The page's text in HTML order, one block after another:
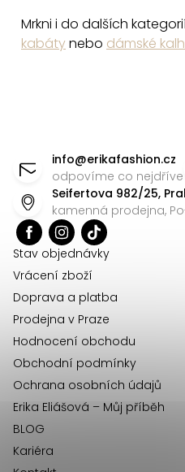
Mrkni i do dalších
kabátynebo dámské
info@erikafashion.cz
odpovíme co nejdříve
Seifertova 982/25,
kamenná prodejna, Po-
Stav objednávky
Vrácení zboží
Doprava a platba
Prodejna v Praze
Hodnocení obchodu
Obchodní podmínky
Ochrana osobních údajů
Erika Eliášová – Můj příběh
BLOG
Kariéra